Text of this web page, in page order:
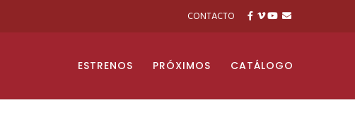
CONTACTO
ESTRENOS PRÓXIMOS CATÁLOGO